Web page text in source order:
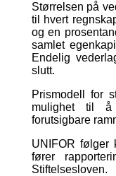
Størrelsen på
til hvert
og en
samlet
Endelig
slutt.
Prismodell for
mulighet til å
forutsigbare
UNIFOR følger
fører
Stiftelsesloven.